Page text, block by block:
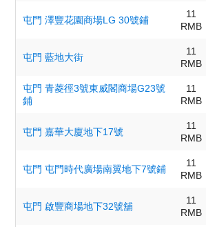
屯門 澤豐花園商場LG 30號鋪
11
RMB
屯門 藍地大街
11
RMB
屯門 青菱徑3號東威閣商場G23號
鋪
11
RMB
屯門 嘉華大廈地下17號
11
RMB
屯門 屯門時代廣場南翼地下7號鋪
11
RMB
屯門 啟豐商場地下32號舖
11
RMB